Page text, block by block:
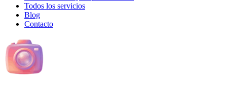
Todos los servicios
Blog
Contacto